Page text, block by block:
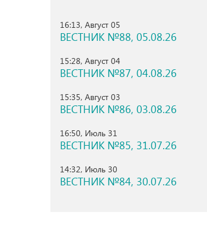
16:13, Август 05
ВЕСТНИК №88, 05.08.26
15:28, Август 04
ВЕСТНИК №87, 04.08.26
15:35, Август 03
ВЕСТНИК №86, 03.08.26
16:50, Июль 31
ВЕСТНИК №85, 31.07.26
14:32, Июль 30
ВЕСТНИК №84, 30.07.26